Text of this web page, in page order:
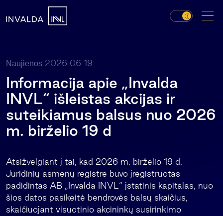
Naujienos 2026 06 19
Informacija apie „Invalda
INVL“ išleistas akcijas ir
suteikiamus balsus nuo 2026
m. birželio 19 d
Atsižvelgiant į tai, kad 2026 m. birželio 19 d.
Juridinių asmenų registre buvo įregistruotas
padidintas AB „Invalda INVL“ įstatinis kapitalas, nuo
šios datos pasikeitė bendrovės balsų skaičius,
skaičiuojant visuotinio akcininkų susirinkimo